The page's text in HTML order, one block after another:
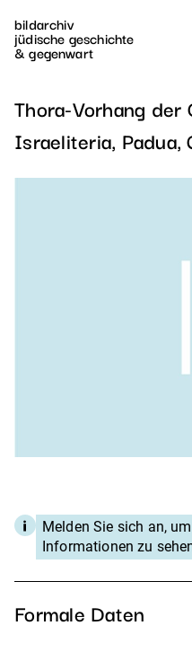
bildarchiv
jüdische geschichte
& gegenwart
Thora-Vorhang der
Israeliteria, Padua,
Melden Sie sich an,
Informationen zu
Formale Daten